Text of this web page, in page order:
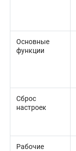
Основные
функции
Сброс
настроек
Рабочие